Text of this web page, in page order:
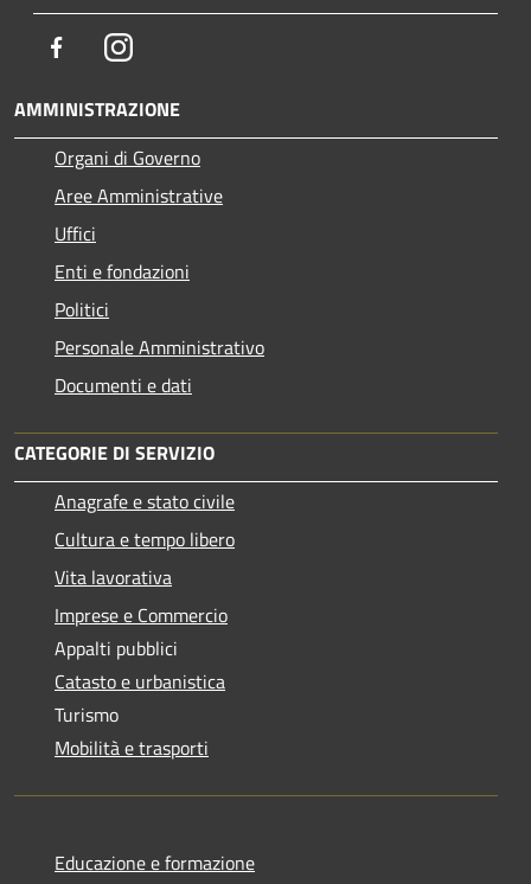
FacebookInstagram
AMMINISTRAZIONE
Organi di Governo
Aree Amministrative
Uffici
Enti e fondazioni
Politici
Personale Amministrativo
Documenti e dati
CATEGORIE DI SERVIZIO
Anagrafe e stato civile
Cultura e tempo libero
Vita lavorativa
Imprese e Commercio
Appalti pubblici
Catasto e urbanistica
Turismo
Mobilità e trasporti
Educazione e formazione